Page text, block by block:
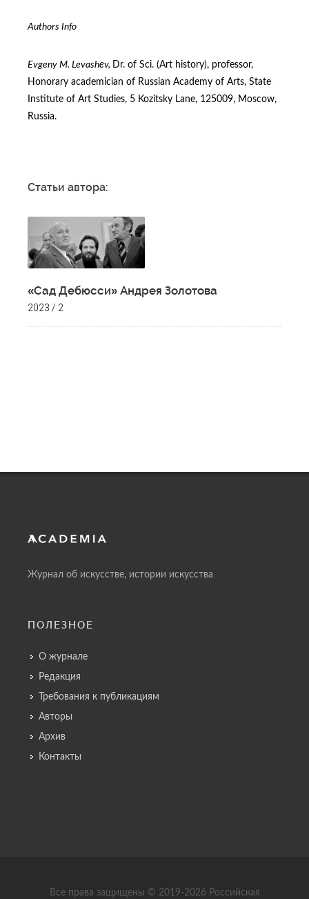
Authors Info
Evgeny M. Levashеv, Dr. of Sci. (Art history), professor,
Honorary academician of Russian Academy of Arts, State
Institute of Art Studies, 5 Kozitsky Lane, 125009, Moscow,
Russia.
Статьи автора:
«Сад Дебюсси» Андрея Золотова
2023 / 2
Журнал об искусстве, истории искусства
ПОЛЕЗНОЕ
О журнале
Редакция
Требования к публикациям
Авторы
Архив
Контакты
Все права защищены © 2019-2026 Российская